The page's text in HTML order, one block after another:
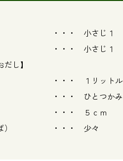
・ 小さじ１
ゆ ・・・ 小さじ１
し】
・ １リットル
・・・ ひとつかみ
・・ ５ｃｍ
れば） ・・・ 少々